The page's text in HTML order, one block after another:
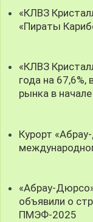
«КЛВЗ
«Пираты
«КЛВЗ
года на
рынка в
Курорт
«Абрау-
объявили о
ПМЭФ-2025